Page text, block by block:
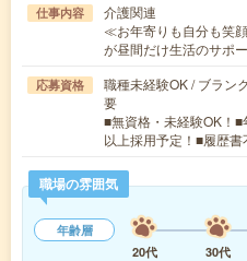
仕事内容
介護関連
≪お年寄りも自分も笑
が昼間だけ生活のサポ
応募資格
職種未経験OK / ブラン
要
■無資格・未経験OK！
以上採用予定！■履歴
職場の雰囲気
年齢層
20代
30代